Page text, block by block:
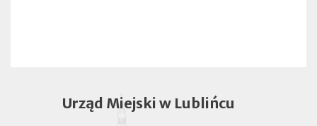
Urząd Miejski w Lublińcu